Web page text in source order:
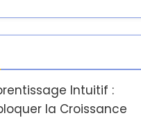
Intuitif :
la Croissance